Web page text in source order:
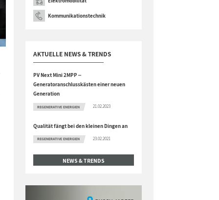
Kommunikationstechnik
AKTUELLE NEWS & TRENDS
PV Next Mini 2MPP ‒
Generatoranschlusskästen einer neuen
Generation
REGENERATIVE ENERGIEN 21.02.2023
Qualität fängt bei den kleinen Dingen an
REGENERATIVE ENERGIEN 23.02.2021
NEWS & TRENDS